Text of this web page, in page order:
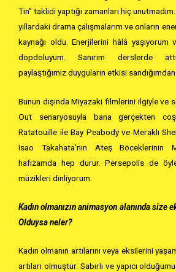
Tin” taklidi yaptığı zamanları hiç
yıllardaki drama çalışmalarım ve onların
kaynağı oldu. Enerjilerini hâlâ yaşıyorum
dopdoluyum. Sanırım derslerde
paylaştığımız duyguların etkisi
Bunun dışında Miyazaki filmlerini ilgiyle ve
Out senaryosuyla bana gerçekten
Ratatouille ile Bay Peabody ve Meraklı
Isao Takahata’nın Ateş Böceklerinin
hafızamda hep durur. Persepolis de
müzikleri dinliyorum.
Kadın olmanızın animasyon alanında size
Olduysa neler?
Kadın olmanın artılarını veya eksilerini
artıları olmuştur. Sabırlı ve yapıcı